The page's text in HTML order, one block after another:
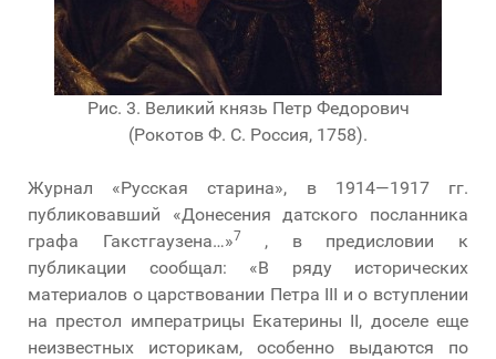
Рис. 3. Великий князь Петр Федорович
(Рокотов Ф. С. Россия, 1758).
Журнал «Русская старина», в 1914—1917 гг.
публиковавший «Донесения датского посланника
графа Гакстгаузена…»7
, в предисловии к
публикации сообщал: «В ряду исторических
материалов о царствовании Петра III и о вступлении
на престол императрицы Екатерины II, доселе еще
неизвестных историкам, особенно выдаются по